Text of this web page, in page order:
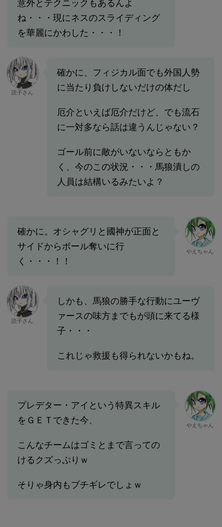
意外とテクニックもあるんよ
ね・・・現にネスのスライディング
を華麗にかわした・・・！
読子さん
確かに、フィジカル面でも外国人勢
に当たり負けしないだけの体だし
厄介といえば厄介だけど、でも流石
に一対多なら話は違うんじゃない？
ゴール前に敵がいないならともか
く、今のこの状況・・・馬狼潰しの
人員は結構いるみたいよ？
確かに。オシャグリと國神が正面と
サイドからボール奪いに行
く・・・！！
やえちゃん
読子さん
しかも、馬狼の勝手な行動にユーヴ
ァースの味方までもが頭に来てる様
子・・・
これじゃ救援も得られないかもね。
プレデター・アイという特異スキル
をＧＥＴできた今、
こんなチームはゴミとまで言っての
けるクズっぷりｗ
そりゃ身内もブチギレでしょｗ
やえちゃん